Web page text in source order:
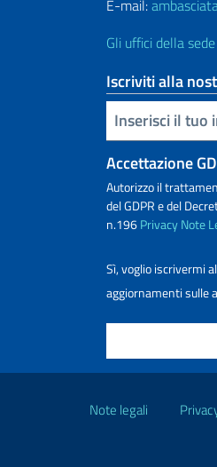
E-mail:
Gli uffici della sede
Iscriviti alla
Inserisci la tua email
Accettazione
Autorizzo il
del GDPR e del
n.196PrivacyNote
Sì, voglio iscrivermi
aggiornamenti sulle
Note legali